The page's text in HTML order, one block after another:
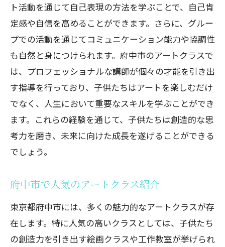
ト活動を通じて自己表現の方法を学ぶことで、自己肯
定感や自信を高めることができます。さらに、グルー
プでの活動を通じてコミュニケーション能力や協調性
も自然と身につけられます。府中市のアートクラスで
は、プロフェッショナルな講師が個々の才能を引き出
す指導を行っており、子供たちはアートを楽しむだけ
でなく、人生において重要なスキルを学ぶことができ
ます。これらの経験を通じて、子供たちは創造的な思
考力を磨き、未来に向けた成長を遂げることができる
でしょう。
府中市で人気のアートクラス紹介
東京都府中市には、多くの魅力的なアートクラスが存
在します。特に人気の高いクラスとしては、子供たち
の創造力を引き出す絵画クラスや工作教室が挙げられ